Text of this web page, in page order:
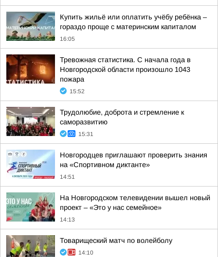
Купить жильё или оплатить учёбу ребёнка –
гораздо проще с материнским капиталом
16:05
Тревожная статистика. С начала года в
Новгородской области произошло 1043
пожара
15:52
Трудолюбие, доброта и стремление к
саморазвитию
15:31
Новгородцев приглашают проверить знания
на «Спортивном диктанте»
14:51
На Новгородском телевидении вышел новый
проект – «Это у нас семейное»
14:13
Товарищеский матч по волейболу
14:10